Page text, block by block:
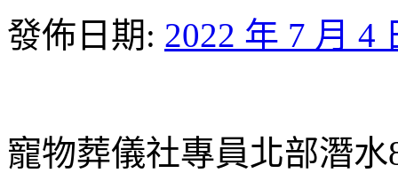
發佈日期: 2022 年 7 月 4
寵物葬儀社專員北部潛水